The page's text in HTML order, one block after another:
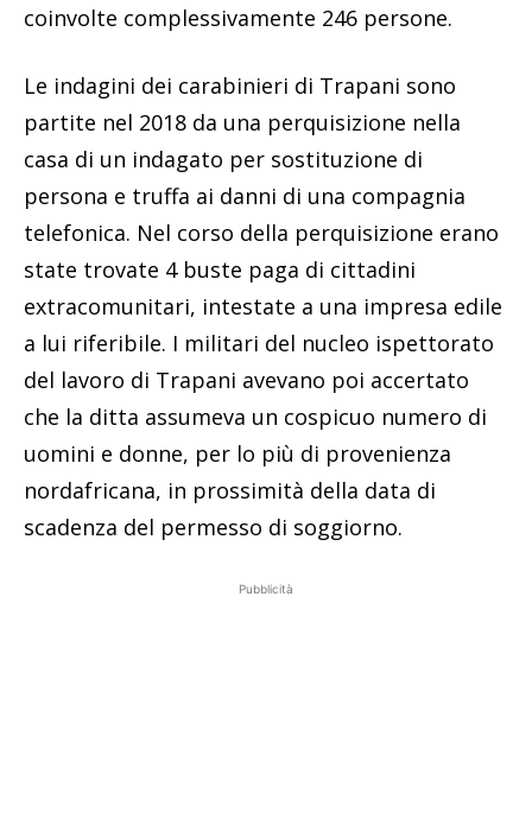
coinvolte complessivamente 246 persone.
Le indagini dei carabinieri di Trapani sono
partite nel 2018 da una perquisizione nella
casa di un indagato per sostituzione di
persona e truffa ai danni di una compagnia
telefonica. Nel corso della perquisizione erano
state trovate 4 buste paga di cittadini
extracomunitari, intestate a una impresa edile
a lui riferibile. I militari del nucleo ispettorato
del lavoro di Trapani avevano poi accertato
che la ditta assumeva un cospicuo numero di
uomini e donne, per lo più di provenienza
nordafricana, in prossimità della data di
scadenza del permesso di soggiorno.
Pubblicità